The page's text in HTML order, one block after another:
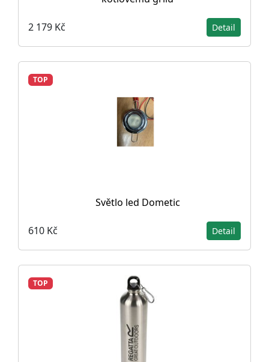
2 179 Kč Detail
TOP
Světlo led Dometic
610 Kč Detail
TOP